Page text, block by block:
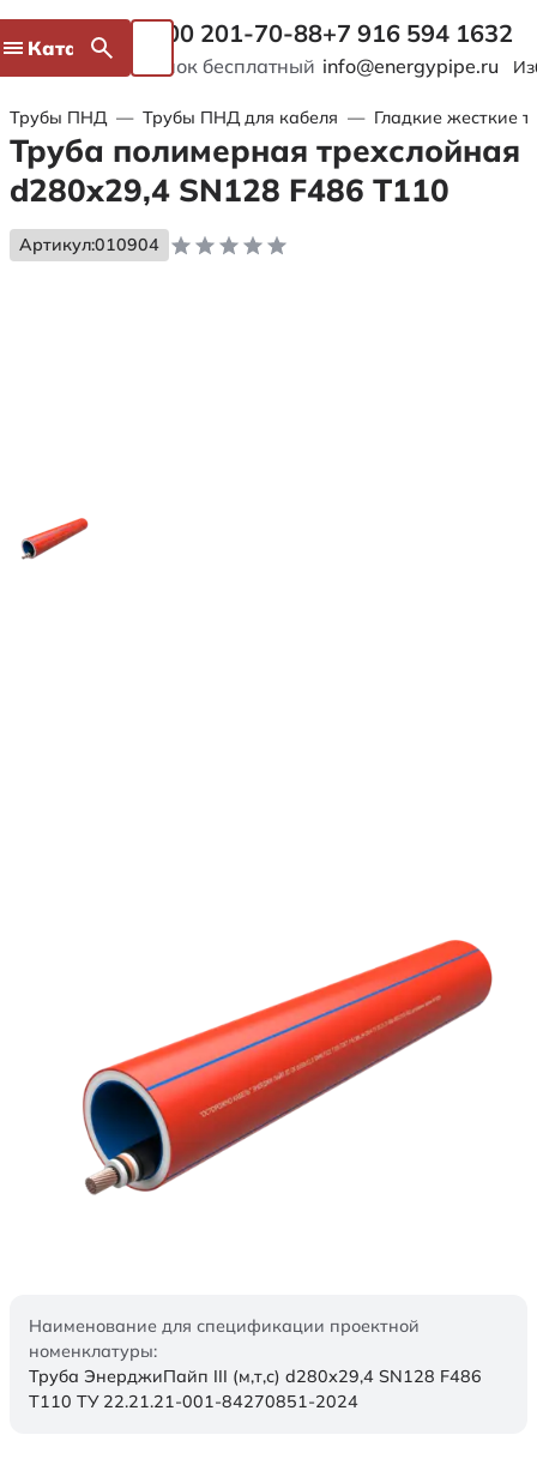
Каталог 8 800 201-70-88
Звонок бесплатный
+7 916 594 1632
info@energypipe.ru
Трубы ПНД — Трубы ПНД для кабеля — Гладкие жесткие
Труба полимерная трехслойная
d280х29,4 SN128 F486 Т110
Артикул:010904
Наименование для спецификации проектной
номенклатуры:
Труба ЭнерджиПайп III (м,т,с) d280х29,4 SN128 F486
Т110 ТУ 22.21.21-001-84270851-2024